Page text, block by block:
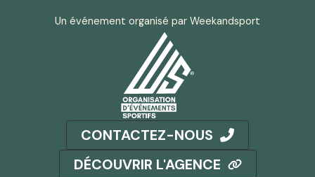
Un événement organisé par Weekandsport
CONTACTEZ-NOUS
DÉCOUVRIR L'AGENCE